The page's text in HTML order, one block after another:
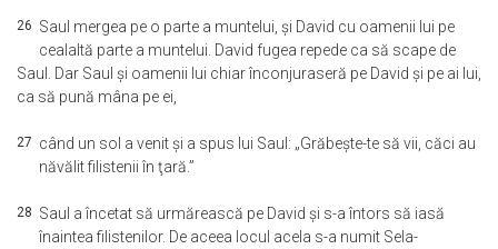
26 Saul mergea pe o parte a muntelui, şi David cu oamenii lui pe
cealaltă parte a muntelui. David fugea repede ca să scape de
Saul. Dar Saul şi oamenii lui chiar înconjuraseră pe David şi pe ai lui,
ca să pună mâna pe ei,
27 când un sol a venit şi a spus lui Saul: „Grăbeşte-te să vii, căci au
năvălit filistenii în ţară.”
28 Saul a încetat să urmărească pe David şi s-a întors să iasă
înaintea filistenilor. De aceea locul acela s-a numit Sela-